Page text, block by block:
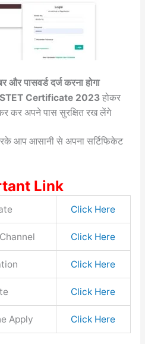
पासवर्ड दर्ज करना होगा
Certificate 2023 होकर
कर अपने पास सुरक्षित रख लेंगे
आप आसानी से अपना सर्टिफिकेट
Link
Click Here
Click Here
Click Here
Click Here
Apply Click Here